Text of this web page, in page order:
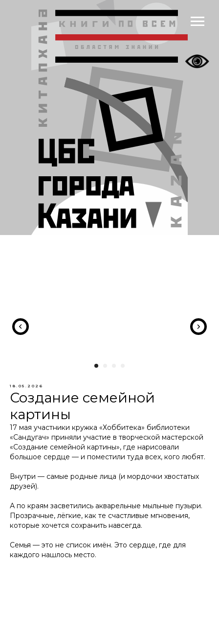
18.05.2026
Создание семейной
картины
17 мая участники кружка «Хоббитека» библиотеки
«Сандугач» приняли участие в творческой мастерской
«Создание семейной картины», где нарисовали
большое сердце — и поместили туда всех, кого любят.
Внутри — самые родные лица (и мордочки хвостатых
друзей).
А по краям засветились акварельные мыльные пузыри.
Прозрачные, лёгкие, как те счастливые мгновения,
которые хочется сохранить навсегда.
Семья — это не список имён. Это сердце, где для
каждого нашлось место.